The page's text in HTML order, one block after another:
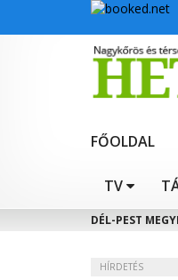
FŐOLDAL
TV
DÉL-PEST
HÍRDETÉS